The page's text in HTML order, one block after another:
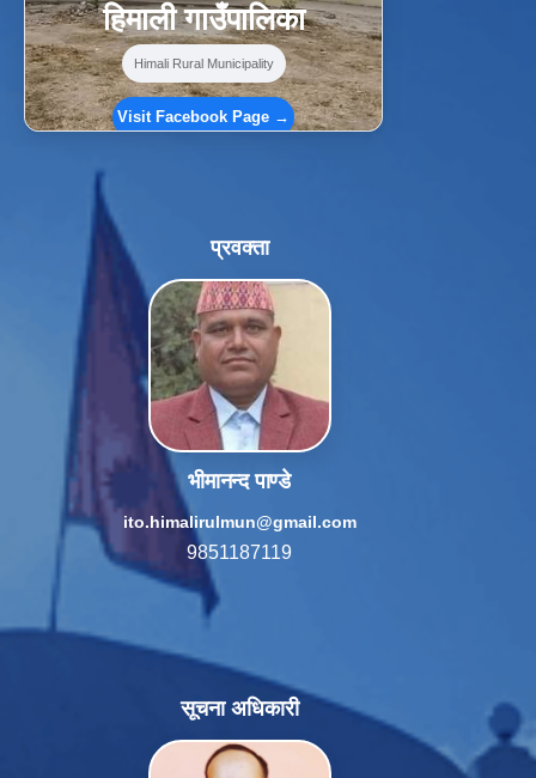
हिमाली गाउँपालिका
Himali Rural Municipality
Visit Facebook Page →
प्रवक्ता
भीमानन्द पाण्डे
ito.himalirulmun@gmail.com
9851187119
सूचना अधिकारी